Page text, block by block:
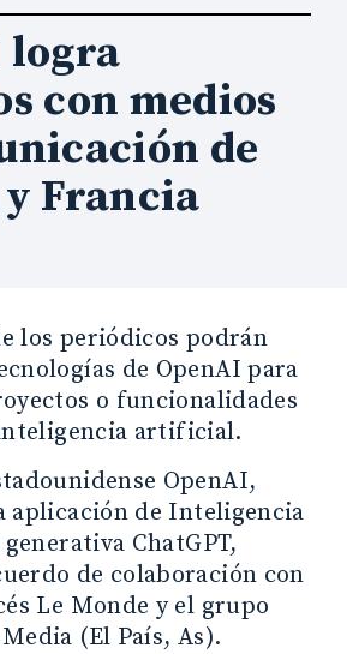
logra
con medios
de
Francia
los periódicos podrán
de OpenAI para
o funcionalidades
artificial.
OpenAI,
aplicación de Inteligencia
ChatGPT,
de colaboración con
Le Monde y el grupo
(El País, As).